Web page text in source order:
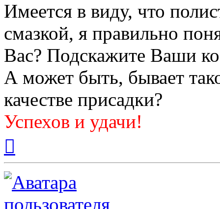
Имеется в виду, что
смазкой, я правильно
Вас? Подскажите Ваши
А может быть, бывает
качестве присадки?
Успехов и удачи!
началу